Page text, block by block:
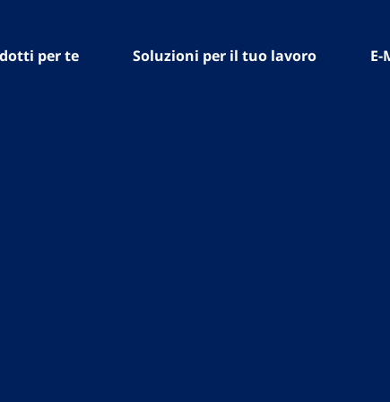
per te Soluzioni per il tuo lavoro E-